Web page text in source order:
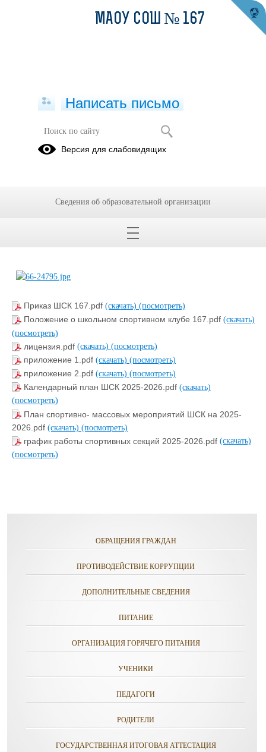
Школьный Спортивный Клуб
"СпортСила"
"СпортСила"
"Спортсила"
Приказ ШСК 167.pdf (скачать) (посмотреть)
Положение о школьном спортивном клубе 167.pdf (скачать)
(посмотреть)
лицензия.pdf (скачать) (посмотреть)
приложение 1.pdf (скачать) (посмотреть)
приложение 2.pdf (скачать) (посмотреть)
Календарный план ШСК 2025-2026.pdf (скачать)
(посмотреть)
План спортивно- массовых мероприятий ШСК на 2025-
2026.pdf (скачать) (посмотреть)
график работы спортивных секций 2025-2026.pdf (скачать)
(посмотреть)
ОБРАЩЕНИЯ ГРАЖДАН
ПРОТИВОДЕЙСТВИЕ КОРРУПЦИИ
ДОПОЛНИТЕЛЬНЫЕ СВЕДЕНИЯ
ПИТАНИЕ
ОРГАНИЗАЦИЯ ГОРЯЧЕГО ПИТАНИЯ
УЧЕНИКИ
ПЕДАГОГИ
РОДИТЕЛИ
ГОСУДАРСТВЕННАЯ ИТОГОВАЯ АТТЕСТАЦИЯ
МАОУ СОШ № 167
Написать письмо
Версия для слабовидящих
Сведения об образовательной организации